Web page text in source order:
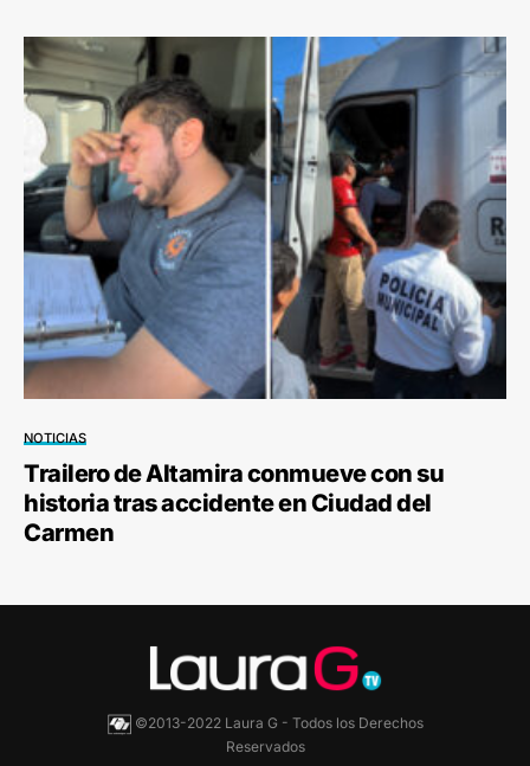
NOTICIAS
Trailero de Altamira conmueve con su
historia tras accidente en Ciudad del
Carmen
©2013-2022 Laura G - Todos los Derechos
Reservados